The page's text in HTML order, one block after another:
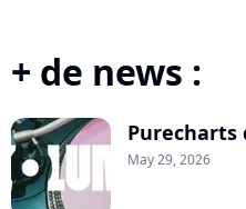
+ de news :
Purecharts
May 29, 2026